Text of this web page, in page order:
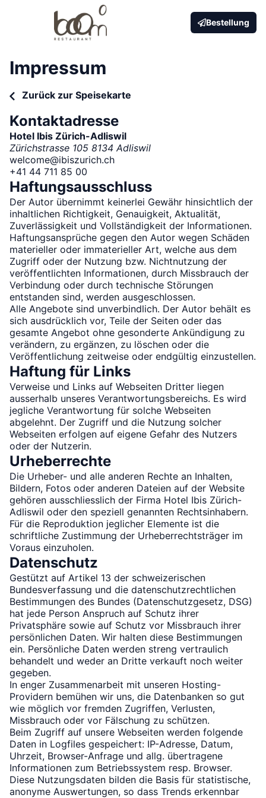
Bestellung
Impressum
Zurück zur Speisekarte
Kontaktadresse
Hotel Ibis Zürich-Adliswil
Zürichstrasse 105 8134 Adliswil
welcome@ibiszurich.ch
+41 44 711 85 00
Haftungsausschluss
Der Autor übernimmt keinerlei Gewähr hinsichtlich der
inhaltlichen Richtigkeit, Genauigkeit, Aktualität,
Zuverlässigkeit und Vollständigkeit der Informationen.
Haftungsansprüche gegen den Autor wegen Schäden
materieller oder immaterieller Art, welche aus dem
Zugriff oder der Nutzung bzw. Nichtnutzung der
veröffentlichten Informationen, durch Missbrauch der
Verbindung oder durch technische Störungen
entstanden sind, werden ausgeschlossen.
Alle Angebote sind unverbindlich. Der Autor behält es
sich ausdrücklich vor, Teile der Seiten oder das
gesamte Angebot ohne gesonderte Ankündigung zu
verändern, zu ergänzen, zu löschen oder die
Veröffentlichung zeitweise oder endgültig einzustellen.
Haftung für Links
Verweise und Links auf Webseiten Dritter liegen
ausserhalb unseres Verantwortungsbereichs. Es wird
jegliche Verantwortung für solche Webseiten
abgelehnt. Der Zugriff und die Nutzung solcher
Webseiten erfolgen auf eigene Gefahr des Nutzers
oder der Nutzerin.
Urheberrechte
Die Urheber- und alle anderen Rechte an Inhalten,
Bildern, Fotos oder anderen Dateien auf der Website
gehören ausschliesslich der Firma Hotel Ibis Zürich-
Adliswil oder den speziell genannten Rechtsinhabern.
Für die Reproduktion jeglicher Elemente ist die
schriftliche Zustimmung der Urheberrechtsträger im
Voraus einzuholen.
Datenschutz
Gestützt auf Artikel 13 der schweizerischen
Bundesverfassung und die datenschutzrechtlichen
Bestimmungen des Bundes (Datenschutzgesetz, DSG)
hat jede Person Anspruch auf Schutz ihrer
Privatsphäre sowie auf Schutz vor Missbrauch ihrer
persönlichen Daten. Wir halten diese Bestimmungen
ein. Persönliche Daten werden streng vertraulich
behandelt und weder an Dritte verkauft noch weiter
gegeben.
In enger Zusammenarbeit mit unseren Hosting-
Providern bemühen wir uns, die Datenbanken so gut
wie möglich vor fremden Zugriffen, Verlusten,
Missbrauch oder vor Fälschung zu schützen.
Beim Zugriff auf unsere Webseiten werden folgende
Daten in Logfiles gespeichert: IP-Adresse, Datum,
Uhrzeit, Browser-Anfrage und allg. übertragene
Informationen zum Betriebssystem resp. Browser.
Diese Nutzungsdaten bilden die Basis für statistische,
anonyme Auswertungen, so dass Trends erkennbar